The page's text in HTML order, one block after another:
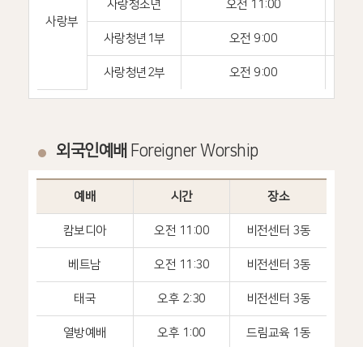
사랑부
사랑청소년 오전 11:00
사랑청년1부 오전 9:00
사랑청년2부 오전 9:00
외국인예배 Foreigner Worship
예배 시간 장소
캄보디아 오전 11:00 비전센터 3동
베트남 오전 11:30 비전센터 3동
태국 오후 2:30 비전센터 3동
열방예배 오후 1:00 드림교육 1동